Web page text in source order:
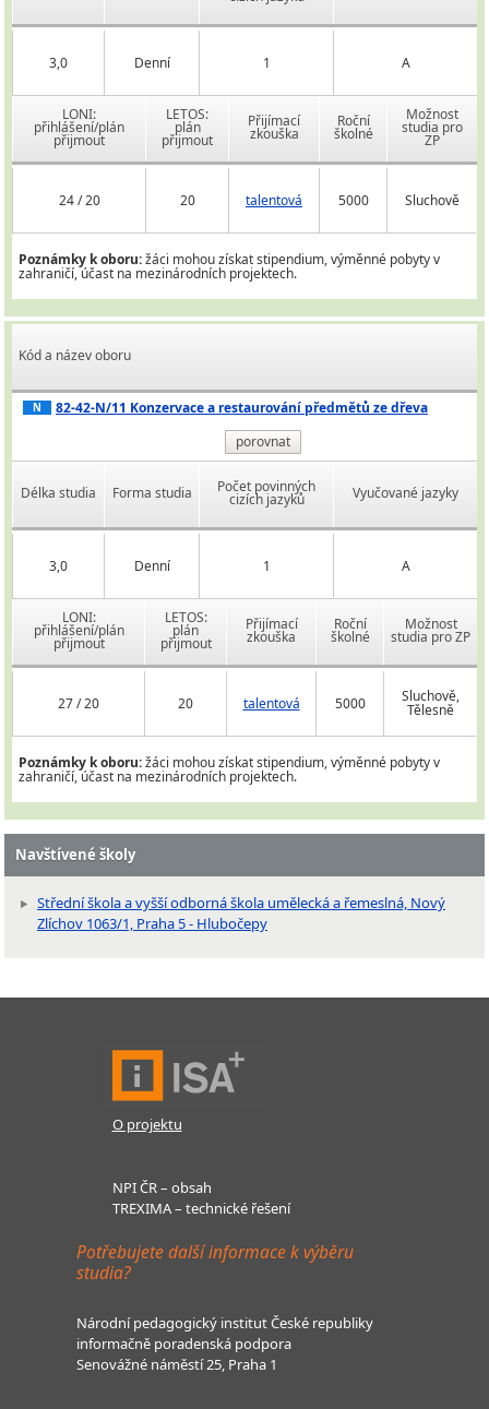
3,0 Denní 1 A
LONI:
přihlášení/plán
přijmout
LETOS:
plán
přijmout
Přijímací
zkouška
Roční
školné
Možnost
studia pro
ZP
24 / 20 20 talentová 5000 Sluchově
Poznámky k oboru:žáci mohou získat stipendium, výměnné pobyty v
zahraničí, účast na mezinárodních projektech.
Kód a název oboru
N
82-42-N/11 Konzervace a restaurování předmětů ze dřeva
porovnat
Délka studia Forma studia Počet povinných
cizích jazyků Vyučované jazyky
3,0 Denní 1 A
LONI:
přihlášení/plán
přijmout
LETOS:
plán
přijmout
Přijímací
zkouška
Roční
školné
Možnost
studia pro ZP
27 / 20 20 talentová 5000 Sluchově,
Tělesně
Poznámky k oboru:žáci mohou získat stipendium, výměnné pobyty v
zahraničí, účast na mezinárodních projektech.
Navštívené školy
Střední škola a vyšší odborná škola umělecká a řemeslná, Nový
Zlíchov 1063/1, Praha 5 - Hlubočepy
O projektu
NPI ČR – obsah
TREXIMA – technické řešení
Potřebujete další informace k výběru
studia?
Národní pedagogický institut České republiky
informačně poradenská podpora
Senovážné náměstí 25, Praha 1